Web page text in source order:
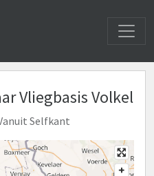
Vliegbasis Volkel
Selfkant